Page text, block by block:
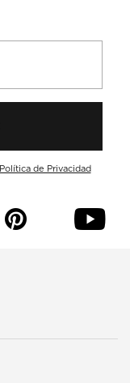
Política de Privacidad
p y